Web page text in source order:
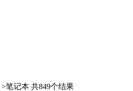
>笔记本 共849个结果